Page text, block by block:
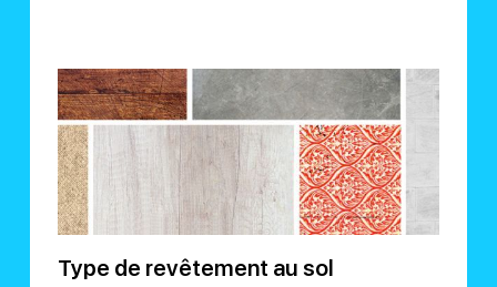
Type de revêtement au sol